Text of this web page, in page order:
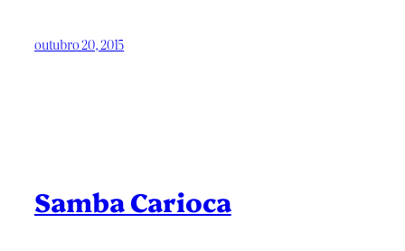
outubro 20, 2015
Samba Carioca